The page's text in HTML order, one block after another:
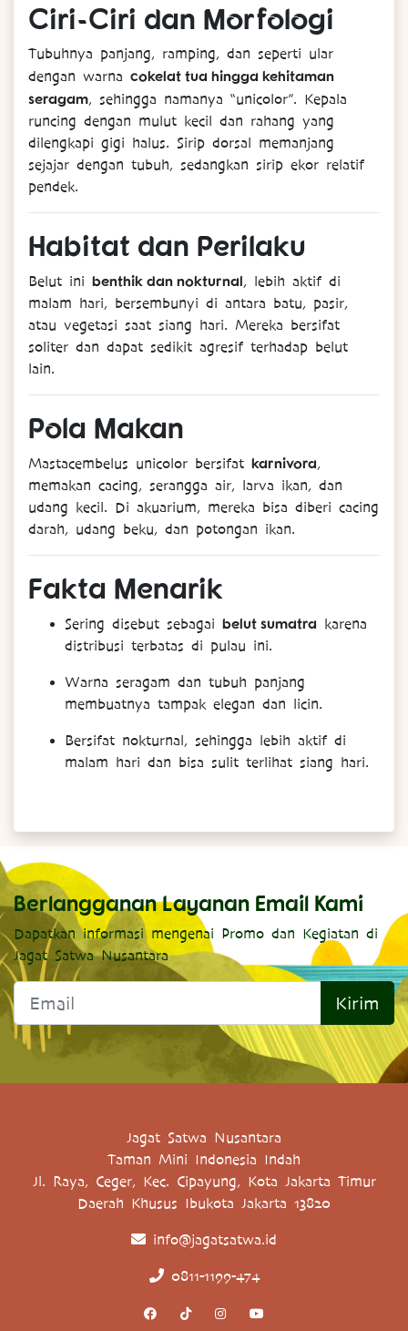
Ciri-Ciri dan Morfologi
Tubuhnya panjang, ramping, dan seperti ular
dengan warna cokelat tua hingga kehitaman
seragam, sehingga namanya “unicolor”. Kepala
runcing dengan mulut kecil dan rahang yang
dilengkapi gigi halus. Sirip dorsal memanjang
sejajar dengan tubuh, sedangkan sirip ekor relatif
pendek.
Habitat dan Perilaku
Belut ini benthik dan nokturnal, lebih aktif di
malam hari, bersembunyi di antara batu, pasir,
atau vegetasi saat siang hari. Mereka bersifat
soliter dan dapat sedikit agresif terhadap belut
lain.
Pola Makan
Mastacembelus unicolor bersifat karnivora,
memakan cacing, serangga air, larva ikan, dan
udang kecil. Di akuarium, mereka bisa diberi cacing
darah, udang beku, dan potongan ikan.
Fakta Menarik
Sering disebut sebagai belut sumatra karena
distribusi terbatas di pulau ini.
Warna seragam dan tubuh panjang
membuatnya tampak elegan dan licin.
Bersifat nokturnal, sehingga lebih aktif di
malam hari dan bisa sulit terlihat siang hari.
Berlangganan Layanan Email Kami
Dapatkan informasi mengenai Promo dan Kegiatan di
Jagat Satwa Nusantara
Kirim
Jagat Satwa Nusantara
Taman Mini Indonesia Indah
Jl. Raya, Ceger, Kec. Cipayung, Kota Jakarta Timur
Daerah Khusus Ibukota Jakarta 13820
info@jagatsatwa.id
0811-1199-474